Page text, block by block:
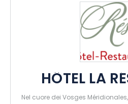
HÔTEL LA
Nel cuore dei Vosges